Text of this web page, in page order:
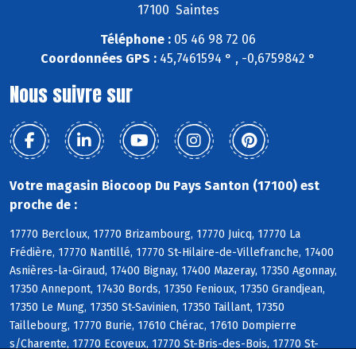
17100 Saintes
Téléphone : 05 46 98 72 06
Coordonnées GPS : 45,7461594 ° , -0,6759842 °
Nous suivre sur
Votre magasin Biocoop Du Pays Santon (17100) est
proche de :
17770 Bercloux, 17770 Brizambourg, 17770 Juicq, 17770 La
Frédière, 17770 Nantillé, 17770 St-Hilaire-de-Villefranche, 17400
Asnières-la-Giraud, 17400 Bignay, 17400 Mazeray, 17350 Agonnay,
17350 Annepont, 17430 Bords, 17350 Fenioux, 17350 Grandjean,
17350 Le Mung, 17350 St-Savinien, 17350 Taillant, 17350
Taillebourg, 17770 Burie, 17610 Chérac, 17610 Dompierre
s/Charente, 17770 Ecoyeux, 17770 St-Bris-des-Bois, 17770 St-